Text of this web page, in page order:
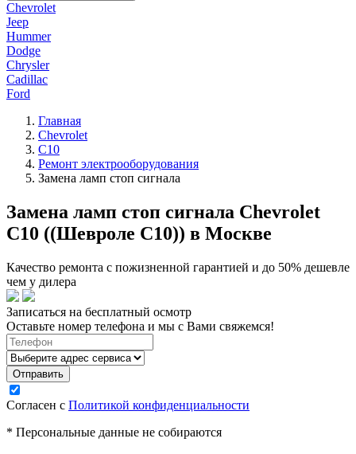
Chevrolet
Jeep
Hummer
Dodge
Chrysler
Cadillac
Ford
Главная
Chevrolet
C10
Ремонт электрооборудования
Замена ламп стоп сигнала
Замена ламп стоп сигнала Chevrolet
C10 ((Шевроле С10)) в Москве
Качество ремонта с пожизненной гарантией и до 50% дешевле
чем у дилера
Записаться на бесплатный осмотр
Оставьте номер телефона и мы с Вами свяжемся!
Согласен с Политикой конфиденциальности
* Персональные данные не собираются